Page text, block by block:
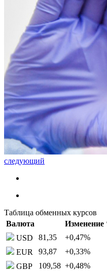
следующий
Таблица обменных курсов
Валюта
Изменение
USD
81,35 +0,47%
EUR
93,87 +0,33%
GBP
109,58 +0,48%